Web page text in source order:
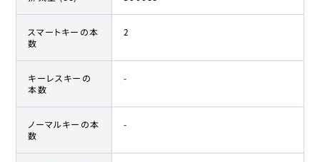
スマートキーの本
数
2
キーレスキーの
本数
-
ノーマルキーの本
数
-